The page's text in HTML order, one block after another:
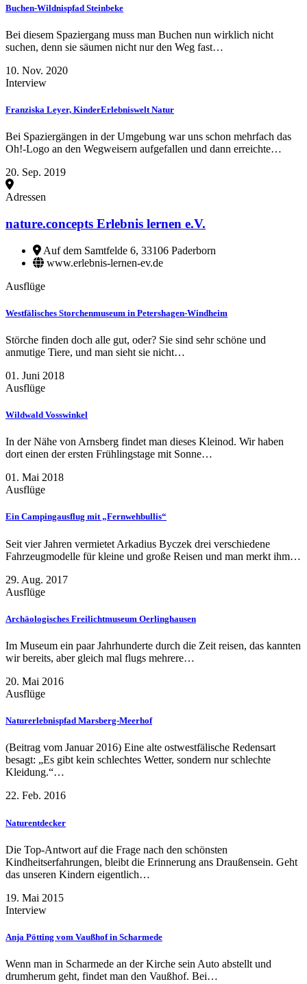
Buchen-Wildnispfad Steinbeke
Bei diesem Spaziergang muss man Buchen nun wirklich nicht
suchen, denn sie säumen nicht nur den Weg fast…
10. Nov. 2020
Interview
Franziska Leyer, KinderErlebniswelt Natur
Bei Spaziergängen in der Umgebung war uns schon mehrfach das
Oh!-Logo an den Wegweisern aufgefallen und dann erreichte…
20. Sep. 2019
Adressen
nature.concepts Erlebnis lernen e.V.
Auf dem Samtfelde 6, 33106 Paderborn
www.erlebnis-lernen-ev.de
Ausflüge
Westfälisches Storchenmuseum in Petershagen-Windheim
Störche finden doch alle gut, oder? Sie sind sehr schöne und
anmutige Tiere, und man sieht sie nicht…
01. Juni 2018
Ausflüge
Wildwald Vosswinkel
In der Nähe von Arnsberg findet man dieses Kleinod. Wir haben
dort einen der ersten Frühlingstage mit Sonne…
01. Mai 2018
Ausflüge
Ein Campingausflug mit „Fernwehbullis“
Seit vier Jahren vermietet Arkadius Byczek drei verschiedene
Fahrzeugmodelle für kleine und große Reisen und man merkt ihm…
29. Aug. 2017
Ausflüge
Archäologisches Freilichtmuseum Oerlinghausen
Im Museum ein paar Jahrhunderte durch die Zeit reisen, das kannten
wir bereits, aber gleich mal flugs mehrere…
20. Mai 2016
Ausflüge
Naturerlebnispfad Marsberg-Meerhof
(Beitrag vom Januar 2016) Eine alte ostwestfälische Redensart
besagt: „Es gibt kein schlechtes Wetter, sondern nur schlechte
Kleidung.“…
22. Feb. 2016
Naturentdecker
Die Top-Antwort auf die Frage nach den schönsten
Kindheitserfahrungen, bleibt die Erinnerung ans Draußensein. Geht
das unseren Kindern eigentlich…
19. Mai 2015
Interview
Anja Pötting vom Vaußhof in Scharmede
Wenn man in Scharmede an der Kirche sein Auto abstellt und
drumherum geht, findet man den Vaußhof. Bei…